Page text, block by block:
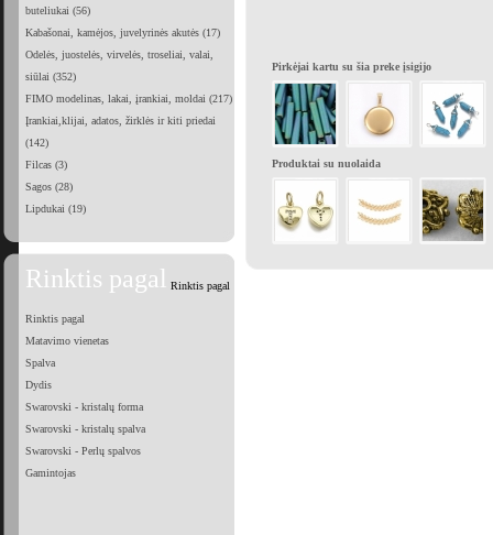
buteliukai (56)
Kabašonai, kamėjos, juvelyrinės akutės (17)
Odelės, juostelės, virvelės, troseliai, valai,
siūlai (352)
FIMO modelinas, lakai, įrankiai, moldai (217)
Įrankiai,klijai, adatos, žirklės ir kiti priedai
(142)
Filcas (3)
Sagos (28)
Lipdukai (19)
Rinktis pagal Rinktis pagal
Rinktis pagal
Matavimo vienetas
Spalva
Dydis
Swarovski - kristalų forma
Swarovski - kristalų spalva
Swarovski - Perlų spalvos
Gamintojas
Pirkėjai kartu su šia preke įsigijo
Produktai su nuolaida